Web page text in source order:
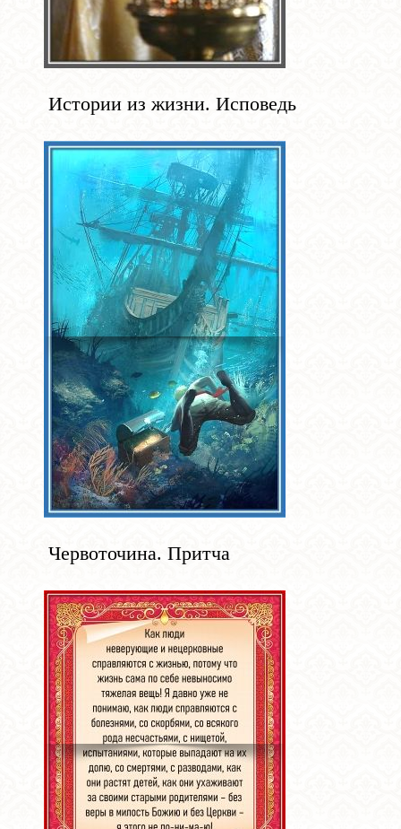
Истории из жизни. Исповедь
Червоточина. Притча